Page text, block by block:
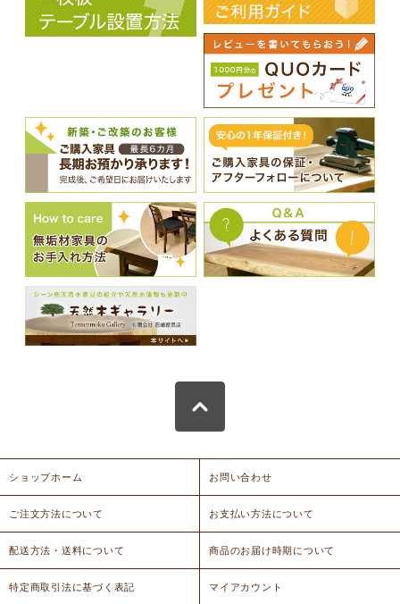
ショップホーム お問い合わせ
ご注文方法について お支払い方法について
配送方法・送料について 商品のお届け時期について
特定商取引法に基づく表記 マイアカウント